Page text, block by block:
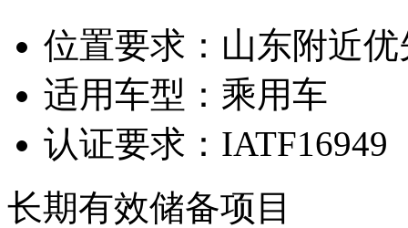
位置要求： 山东附近优
适用车型： 乘用车
认证要求： IATF16949
长期有效储备项目